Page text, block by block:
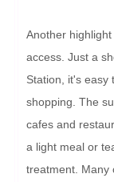
Another
access. Just a
Station, it's easy
shopping. The
cafes and
a light meal or
treatment. Many